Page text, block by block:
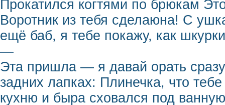
Прокатился когтями по брюкам
Воротник из тебя сделаюна! С
ещё баб, я тебе покажу, как
—
Эта пришла — я давай орать
задних лапках: Плинечка, что
кухню и быра сховался под